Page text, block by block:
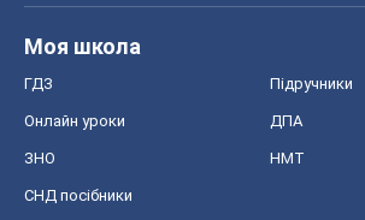
Моя школа
ГДЗ Підручники
Онлайн уроки ДПА
ЗНО НМТ
СНД посібники